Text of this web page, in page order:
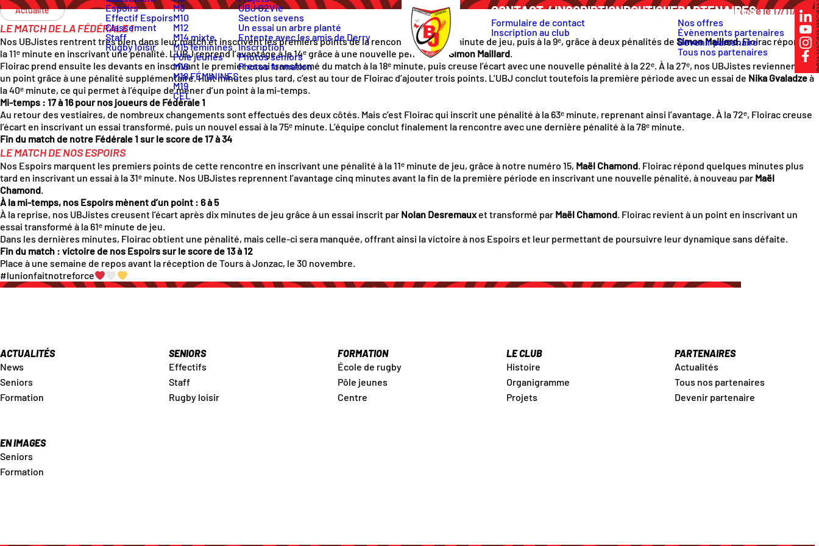
Espoirs
Effectif Espoirs
Classement
Staff
Rugby loisir
M8
M10
M12
M14 mixte
M15 féminines
Pôle jeunes
M16
M18 FÉMININES
M19
CEL
UBJ O2Vie
Section sevens
Un essai un arbre planté
Entente avec les amis de Derry
Inscription
Photos seniors
Photos formation
CONTACT / INSCRIPTION
Formulaire de contact
Inscription au club
BOUTIQUEPARTENAIRES
Nos offres
Évènements partenaires
Devenir partenaire
Tous nos partenaires
Actualité Publié le 17/11/2025
LE MATCH DE LA FÉDÉRALE 1
Nos UBJistes rentrent très bien dans leur match et inscrivent les premiers points de la rencontre dès la 2ᵉ minute de jeu, puis à la 9ᵉ, grâce à deux pénalités de Simon Maillard. Floirac répond à
la 11ᵉ minute en inscrivant une pénalité. L’UBJ reprend l’avantage à la 14ᵉ grâce à une nouvelle pénalité de Simon Maillard.
Floirac prend ensuite les devants en inscrivant le premier essai transformé du match à la 18ᵉ minute, puis creuse l’écart avec une nouvelle pénalité à la 22ᵉ. À la 27ᵉ, nos UBJistes reviennent à
un point grâce à une pénalité supplémentaire. Huit minutes plus tard, c’est au tour de Floirac d’ajouter trois points. L’UBJ conclut toutefois la première période avec un essai de Nika Gvaladzeà
la 40ᵉ minute, ce qui permet à l’équipe de mener d’un point à la mi-temps.
Mi-temps : 17 à 16 pour nos joueurs de Fédérale 1
Au retour des vestiaires, de nombreux changements sont effectués des deux côtés. Mais c’est Floirac qui inscrit une pénalité à la 63ᵉ minute, reprenant ainsi l’avantage. À la 72ᵉ, Floirac creuse
l’écart en inscrivant un essai transformé, puis un nouvel essai à la 75ᵉ minute. L’équipe conclut finalement la rencontre avec une dernière pénalité à la 78ᵉ minute.
Fin du match de notre Fédérale 1 sur le score de 17 à 34
LE MATCH DE NOS ESPOIRS
Nos Espoirs marquent les premiers points de cette rencontre en inscrivant une pénalité à la 11ᵉ minute de jeu, grâce à notre numéro 15, Maël Chamond. Floirac répond quelques minutes plus
tard en inscrivant un essai à la 31ᵉ minute. Nos UBJistes reprennent l’avantage cinq minutes avant la fin de la première période en inscrivant une nouvelle pénalité, à nouveau par Maël
Chamond.
À la mi-temps, nos Espoirs mènent d’un point : 6 à 5
À la reprise, nos UBJistes creusent l’écart après dix minutes de jeu grâce à un essai inscrit par Nolan Desremauxet transformé par Maël Chamond. Floirac revient à un point en inscrivant un
essai transformé à la 61ᵉ minute de jeu.
Dans les dernières minutes, Floirac obtient une pénalité, mais celle-ci sera manquée, offrant ainsi la victoire à nos Espoirs et leur permettant de poursuivre leur dynamique sans défaite.
Fin du match : victoire de nos Espoirs sur le score de 13 à 12
Place à une semaine de repos avant la réception de Tours à Jonzac, le 30 novembre.
#lunionfaitnotreforce
ACTUALITÉS
News
Seniors
Formation
SENIORS
Effectifs
Staff
Rugby loisir
FORMATION
École de rugby
Pôle jeunes
Centre
LE CLUB
Histoire
Organigramme
Projets
PARTENAIRES
Actualités
Tous nos partenaires
Devenir partenaire
EN IMAGES
Seniors
Formation